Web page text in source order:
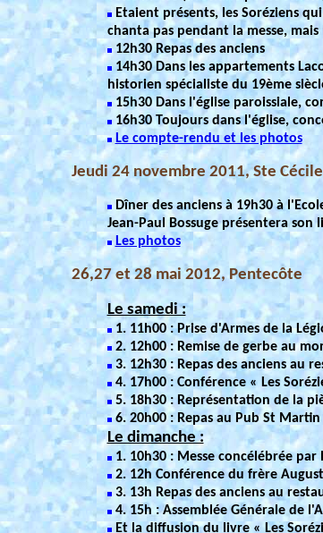
Etaient présents, les Soréziens
chanta pas pendant la messe,
12h30 Repas des anciens
14h30 Dans les appartements
historien spécialiste du 19ème
15h30 Dans l'église paroissiale,
16h30 Toujours dans l'église,
Le compte-rendu et les photos
Jeudi 24 novembre 2011, Ste
Dîner des anciens à 19h30 à
Jean-Paul Bossuge présentera
Les photos
26,27 et 28 mai 2012, Pentecôte
Le samedi :
1. 11h00 : Prise d'Armes de la
2. 12h00 : Remise de gerbe au
3. 12h30 : Repas des anciens au
4. 17h00 : Conférence « Les
5. 18h30 : Représentation de la
6. 20h00 : Repas au Pub St
Le dimanche :
1. 10h30 : Messe concélébrée
2. 12h Conférence du frère
3. 13h Repas des anciens au
4. 15h : Assemblée Générale de
Et la diffusion du livre « Les